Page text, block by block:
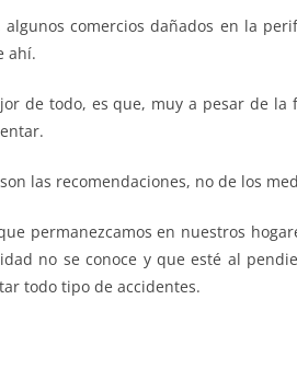
algunos comercios dañados en la
ahí.
de todo, es que, muy a pesar de
las recomendaciones, no de los
permanezcamos en nuestros
no se conoce y que esté al
todo tipo de accidentes.